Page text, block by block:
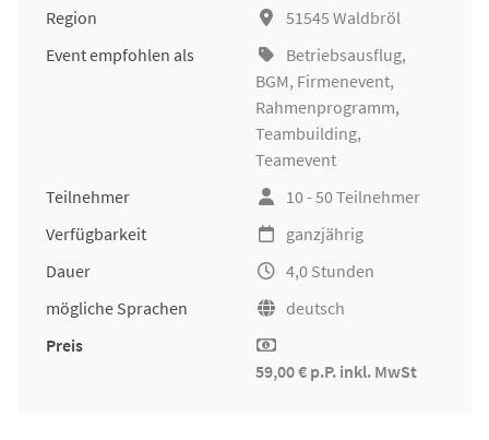
Region
51545 Waldbröl
Event empfohlen als
Betriebsausflug,
BGM, Firmenevent,
Rahmenprogramm,
Teambuilding,
Teamevent
Teilnehmer
10 - 50 Teilnehmer
Verfügbarkeit
ganzjährig
Dauer
4,0 Stunden
mögliche Sprachen
deutsch
Preis
59,00 € p.P. inkl. MwSt